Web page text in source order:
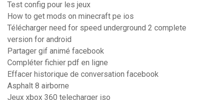
Test config pour les jeux
How to get mods on minecraft pe ios
Télécharger need for speed underground 2 complete
version for android
Partager gif animé facebook
Compléter fichier pdf en ligne
Effacer historique de conversation facebook
Asphalt 8 airborne
Jeux xbox 360 telecharger iso